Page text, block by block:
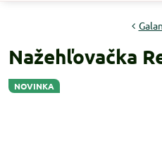
NOVINKA
Nažehľovačka